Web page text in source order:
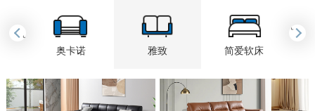
奥卡诺 雅致 简爱软床
‹ ›